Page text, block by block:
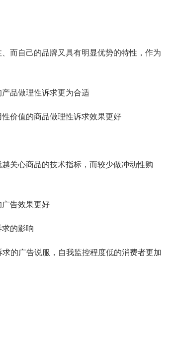
自己的品牌又具有明显优势的特性，作为
品做理性诉求更为合适
价值的商品做理性诉求效果更好
关心商品的技术指标，而较少做冲动性购
告效果更好
的影响
的广告说服，自我监控程度低的消费者更加